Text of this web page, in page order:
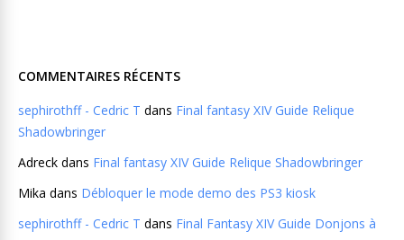
COMMENTAIRES RÉCENTS
sephirothff - Cedric T dans Final fantasy XIV Guide Relique
Shadowbringer
Adreck dans Final fantasy XIV Guide Relique Shadowbringer
Mika dans Débloquer le mode demo des PS3 kiosk
sephirothff - Cedric T dans Final Fantasy XIV Guide Donjons à